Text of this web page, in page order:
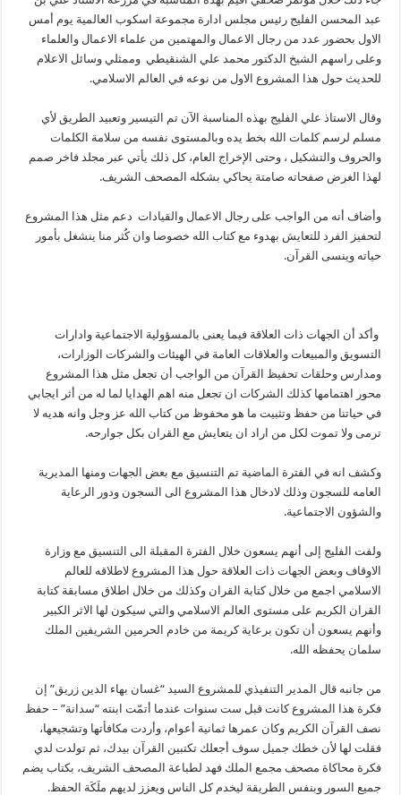
عبد المحسن الفليج رئيس مجلس ادارة مجموعة اسكوب العالمية يوم أمس
الاول بحضور عدد من رجال الاعمال والمهتمين من علماء الاعمال والعلماء
وعلى راسهم الشيخ الدكتور محمد علي الشنقيطي وممثلي وسائل الاعلام
للحديث حول هذا المشروع الاول من نوعه في العالم الاسلامي.
وقال الاستاذ علي الفليج بهذه المناسبة الآن تم التيسير وتعبيد الطريق لأي
مسلم لرسم كلمات الله بخط يده وبالمستوى نفسه من سلامة الكلمات
والحروف والتشكيل ، وحتى الإخراج العام، كل ذلك يأتي عبر مجلد فاخر صمم
لهذا الغرض صفحاته صامتة يحاكي بشكله المصحف الشريف.
وأضاف أنه من الواجب على رجال الاعمال والقيادات دعم مثل هذا المشروع
لتحفيز الفرد للتعايش بهدوء مع كتاب الله خصوصا وان كُثر منا ينشغل بأمور
حياته وينسى القرآن.
وأكد أن الجهات ذات العلاقة فيما يعنى بالمسؤولية الاجتماعية وادارات
التسويق والمبيعات والعلاقات العامة في الهيئات والشركات الوزارات،
ومدارس وحلقات تحفيظ القرآن من الواجب أن تجعل مثل هذا المشروع
محور اهتمامها كذلك الشركات ان تجعل منه اهم الهدايا لما له من أثر ايجابي
في حياتنا من حفظ وتثبيت ما هو محفوظ من كتاب الله عز وجل وانه هديه لا
ترمى ولا تموت لكل من اراد ان يتعايش مع القران بكل جوارحه.
وكشف انه في الفترة الماضية تم التنسيق مع بعض الجهات ومنها المديرية
العامه للسجون وذلك لادخال هذا المشروع الى السجون ودور الرعاية
والشؤون الاجتماعية.
ولفت الفليج إلى أنهم يسعون خلال الفترة المقبلة الى التنسيق مع وزارة
الاوقاف وبعض الجهات ذات العلاقة حول هذا المشروع لاطلاقه للعالم
الاسلامي اجمع من خلال كتابة القران وكذلك من خلال اطلاق مسابقة كتابة
القران الكريم على مستوى العالم الاسلامي والتي سيكون لها الاثر الكبير
وأنهم يسعون أن تكون برعاية كريمة من خادم الحرمين الشريفين الملك
سلمان يحفظه الله.
من جانبه قال المدير التنفيذي للمشروع السيد “غسان بهاء الدين زريق” إن
فكرة هذا المشروع كانت قبل ست سنوات عندما أتمّت ابنته “سدانة” – حفظ
نصف القرآن الكريم وكان عمرها ثمانية أعوام، وأردت مكافأتها وتشجيعها،
فقلت لها لأن خطك جميل سوف أجعلك تكتبين القرآن بيدك، ثم تولدت لدي
فكرة محاكاة مصحف مجمع الملك فهد لطباعة المصحف الشريف، بكتاب يضم
جميع السور وبنفس الطريقة ليخدم كل الناس ويعزز لديهم ملَكَة الحفظ.